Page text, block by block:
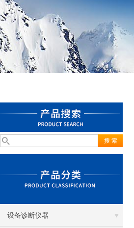
设备诊断仪器